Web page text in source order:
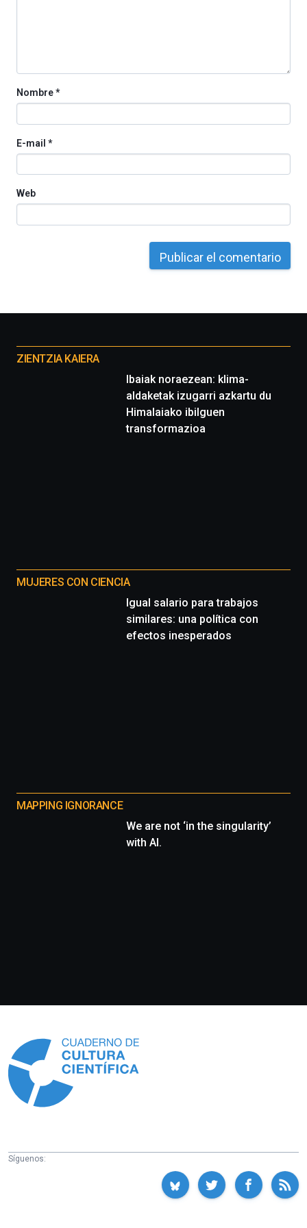
Nombre*
E-mail *
Web
proyectos
ZIENTZIA KAIERA
Ibaiak noraezean: klima-
aldaketak izugarri azkartu du
Himalaiako ibilguen
transformazioa
MUJERES CON CIENCIA
Igual salario para trabajos
similares: una política con
efectos inesperados
MAPPING IGNORANCE
We are not ‘in the singularity’
with AI.
Síguenos: